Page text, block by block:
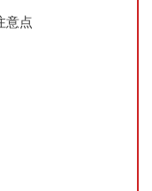
意点